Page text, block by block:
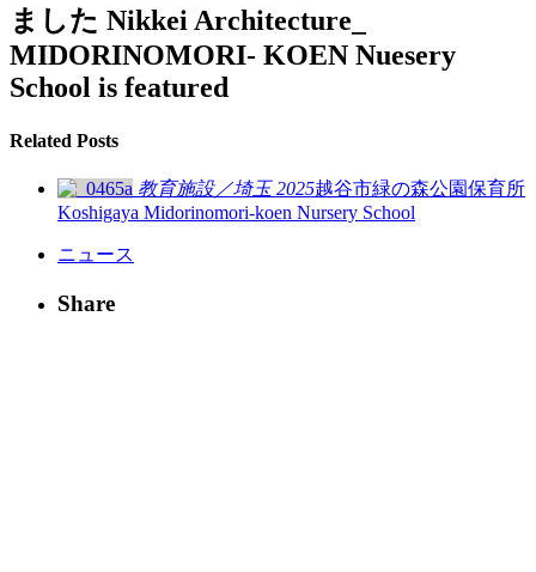
ました Nikkei Architecture_
MIDORINOMORI- KOEN Nuesery
School is featured
Related Posts
教育施設／埼玉 2025越谷市緑の森公園保育所
Koshigaya Midorinomori-koen Nursery School
ニュース
Share